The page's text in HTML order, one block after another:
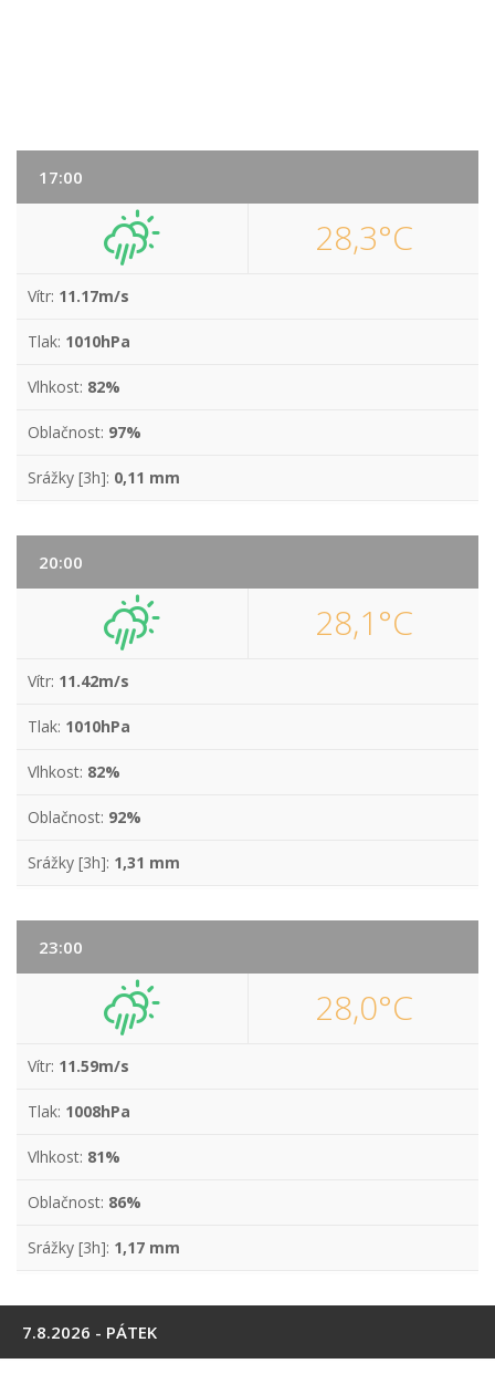
17:00
28,3°C
Vítr: 11.17m/s
Tlak: 1010hPa
Vlhkost: 82%
Oblačnost: 97%
Srážky [3h]: 0,11 mm
20:00
28,1°C
Vítr: 11.42m/s
Tlak: 1010hPa
Vlhkost: 82%
Oblačnost: 92%
Srážky [3h]: 1,31 mm
23:00
28,0°C
Vítr: 11.59m/s
Tlak: 1008hPa
Vlhkost: 81%
Oblačnost: 86%
Srážky [3h]: 1,17 mm
7.8.2026 - PÁTEK